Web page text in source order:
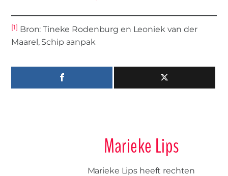
[1] Bron: Tineke Rodenburg en Leoniek van der
Maarel, Schip aanpak
Marieke Lips
Marieke Lips heeft rechten